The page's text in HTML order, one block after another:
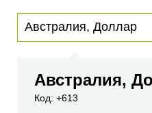
Австралия,
Код: +613